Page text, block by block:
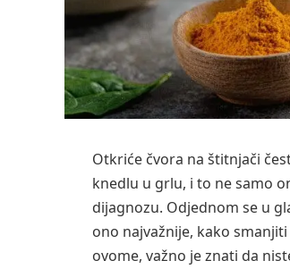
Otkriće čvora na štitnjači
knedlu u grlu, i to ne samo
dijagnozu. Odjednom se u
ono najvažnije, kako
ovome, važno je znati da